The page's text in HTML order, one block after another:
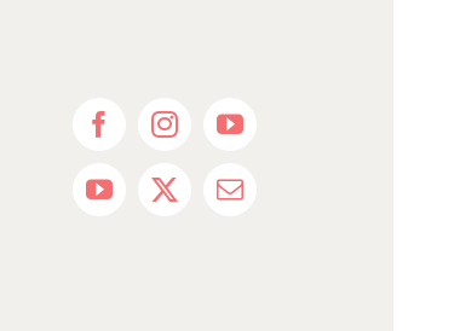
FacebookInstagramYouTube
YouTube
X Email